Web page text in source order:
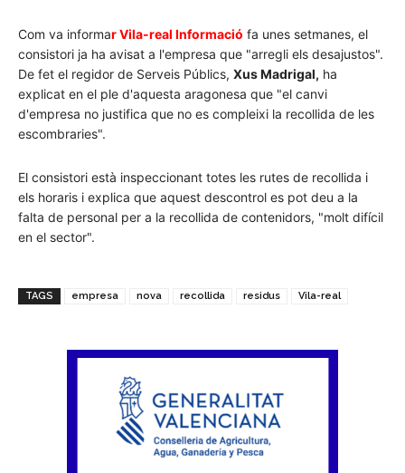
Com va informar Vila-real Informació fa unes setmanes, el
consistori ja ha avisat a l'empresa que "arregli els desajustos".
De fet el regidor de Serveis Públics, Xus Madrigal, ha
explicat en el ple d'aquesta aragonesa que "el canvi
d'empresa no justifica que no es compleixi la recollida de les
escombraries".
El consistori està inspeccionant totes les rutes de recollida i
els horaris i explica que aquest descontrol es pot deu a la
falta de personal per a la recollida de contenidors, "molt difícil
en el sector".
TAGS empresa nova recollida residus Vila-real